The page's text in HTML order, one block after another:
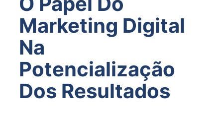
Marketing Digital
Na
Potencialização
Dos Resultados